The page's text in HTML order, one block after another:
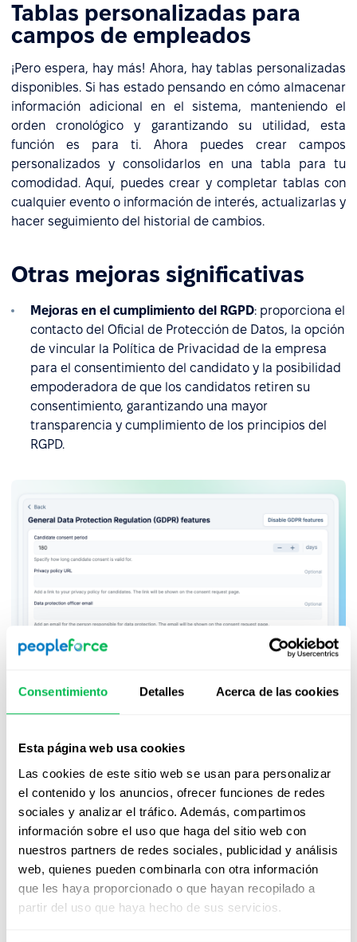
Consentimiento Detalles Acerca de las cookies
Esta página web usa cookies
Las cookies de este sitio web se usan para personalizar
el contenido y los anuncios, ofrecer funciones de redes
sociales y analizar el tráfico. Además, compartimos
información sobre el uso que haga del sitio web con
nuestros partners de redes sociales, publicidad y análisis
web, quienes pueden combinarla con otra información
que les haya proporcionado o que hayan recopilado a
partir del uso que haya hecho de sus servicios.
Tablas personalizadas para
campos de empleados
¡Pero espera, hay más! Ahora, hay tablas personalizadas
disponibles. Si has estado pensando en cómo almacenar
información adicional en el sistema, manteniendo el
orden cronológico y garantizando su utilidad, esta
función es para ti. Ahora puedes crear campos
personalizados y consolidarlos en una tabla para tu
comodidad. Aquí, puedes crear y completar tablas con
cualquier evento o información de interés, actualizarlas y
hacer seguimiento del historial de cambios.
Otras mejoras significativas
Mejoras en el cumplimiento del RGPD: proporciona el
contacto del Oficial de Protección de Datos, la opción
de vincular la Política de Privacidad de la empresa
para el consentimiento del candidato y la posibilidad
empoderadora de que los candidatos retiren su
consentimiento, garantizando una mayor
transparencia y cumplimiento de los principios del
RGPD.
del balance de permisos.
Redondeo de los días de permiso: acumula días
libres completos en el balance, lo que te permitirá
ver de manera más clara los días libres que tienes
disponibles.
Los usuarios ahora puedenconectar sus dominios
personalizados al portal de empleopara opciones de
personalización mejoradas.